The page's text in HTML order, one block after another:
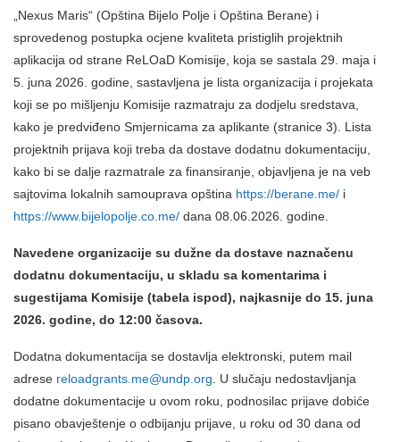
„Nexus Maris“ (Opština Bijelo Polje i Opština Berane) i
sprovedenog postupka ocjene kvaliteta pristiglih projektnih
aplikacija od strane ReLOaD Komisije, koja se sastala 29. maja i
5. juna 2026. godine, sastavljena je lista organizacija i projekata
koji se po mišljenju Komisije razmatraju za dodjelu sredstava,
kako je predviđeno Smjernicama za aplikante (stranice 3). Lista
projektnih prijava koji treba da dostave dodatnu dokumentaciju,
kako bi se dalje razmatrale za finansiranje, objavljena je na veb
sajtovima lokalnih samouprava opština https://berane.me/ i
https://www.bijelopolje.co.me/ dana 08.06.2026. godine.
Navedene organizacije su dužne da dostave naznačenu
dodatnu dokumentaciju, u skladu sa komentarima i
sugestijama Komisije (tabela ispod), najkasnije do 15. juna
2026. godine, do 12:00 časova.
Dodatna dokumentacija se dostavlja elektronski, putem mail
adrese reloadgrants.me@undp.org . U slučaju nedostavljanja
dodatne dokumentacije u ovom roku, podnosilac prijave dobiće
pisano obavještenje o odbijanju prijave, u roku od 30 dana od